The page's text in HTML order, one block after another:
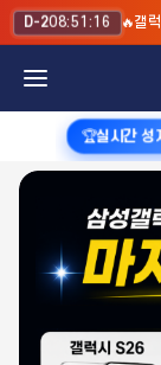
D-208:51:15 🔥갤
🏆실시간 성